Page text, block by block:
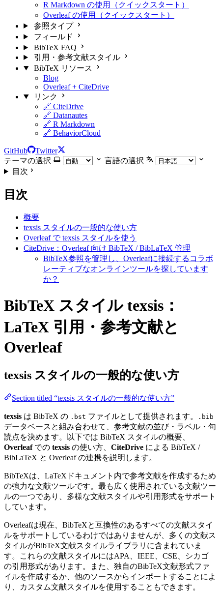
R Markdown の使用（クイックスタート）
Overleaf の使用（クイックスタート）
参照タイプ
フィールド
BibTeX FAQ
引用・参考文献スタイル
BibTeX リソース
Blog
Overleaf + CiteDrive
リンク
🔗 CiteDrive
🔗 Datanautes
🔗 R Markdown
🔗 BehaviorCloud
GitHub
Twitter
テーマの選択
言語の選択
目次
目次
概要
texsis スタイルの一般的な使い方
Overleaf で texsis スタイルを使う
CiteDrive：Overleaf 向け BibTeX / BibLaTeX 管理
BibTeX参照を管理し、Overleafに接続するコラボ
レーティブなオンラインツールを探しています
か？
BibTeX スタイル texsis：
LaTeX 引用・参考文献と
Overleaf
texsis スタイルの一般的な使い方
Section titled “texsis スタイルの一般的な使い方”
texsis は BibTeX の .bst ファイルとして提供されます。 .bib
データベースと組み合わせて、参考文献の並び・ラベル・句
読点を決めます。以下では BibTeX スタイルの概要、
Overleafでの texsis の使い方、 CiteDrive による BibTeX /
BibLaTeX と Overleaf の連携を説明します。
BibTeXは、LaTeXドキュメント内で参考文献を作成するため
の強力な文献ツールです。最も広く使用されている文献ツー
ルの一つであり、多様な文献スタイルや引用形式をサポート
しています。
Overleafは現在、BibTeXと互換性のあるすべての文献スタイ
ルをサポートしているわけではありませんが、多くの文献ス
タイルがBibTeX文献スタイルライブラリに含まれていま
す。これらの文献スタイルにはAPA、IEEE、CSE、シカゴ
の引用形式があります。また、独自のBibTeX文献形式ファ
イルを作成するか、他のソースからインポートすることによ
り、カスタム文献スタイルを使用することもできます。